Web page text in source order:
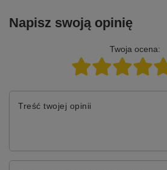
Napisz swoją opinię
Twoja ocena:
Treść twojej opinii